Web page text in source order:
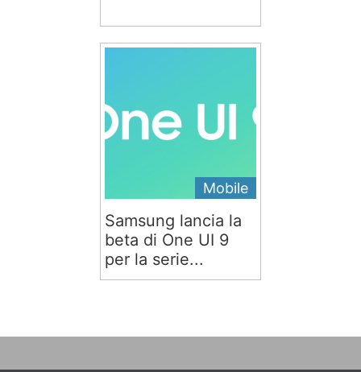
Mobile
Samsung lancia la
beta di One UI 9
per la serie...